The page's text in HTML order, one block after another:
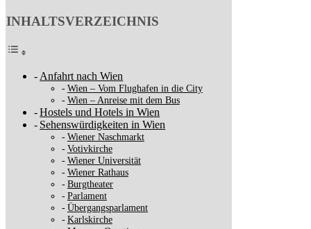
INHALTSVERZEICHNIS
Anfahrt nach Wien
Wien – Vom Flughafen in die City
Wien – Anreise mit dem Bus
Hostels und Hotels in Wien
Sehenswürdigkeiten in Wien
Wiener Naschmarkt
Votivkirche
Wiener Universität
Wiener Rathaus
Burgtheater
Parlament
Übergangsparlament
Karlskirche